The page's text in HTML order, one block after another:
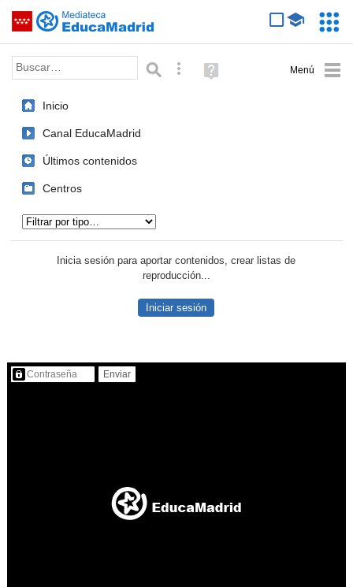
Saltar navegación
Palabra o frase: Búsqueda avanzada
Ayuda
(en
Inicio
Canal EducaMadrid
Últimos contenidos
Centros
Inicia sesión para aportar contenidos, crear listas de
reproducción...
Iniciar sesión
Contenido protegido…